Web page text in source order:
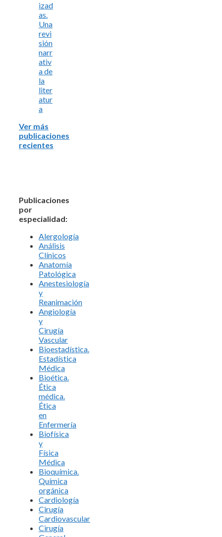
izad
as.
Una
revi
sión
narr
ativ
a de
la
liter
atur
a
Ver más
publicaciones
recientes
Publicaciones
por
especialidad:
Alergología
Análisis
Clínicos
Anatomía
Patológica
Anestesiología
y
Reanimación
Angiología
y
Cirugía
Vascular
Bioestadística.
Estadística
Médica
Bioética.
Ética
médica.
Ética
en
Enfermería
Biofísica
y
Física
Médica
Bioquímica.
Química
orgánica
Cardiología
Cirugía
Cardiovascular
Cirugía